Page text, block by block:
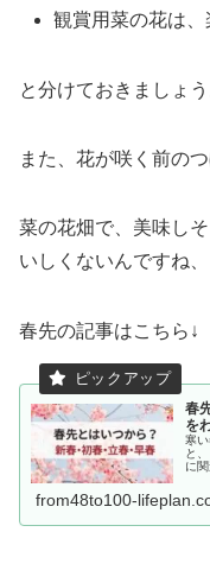
観賞用菜の花は、
と分けておきましょう
また、花が咲く前の
菜の花畑で、美味し
いしくないんですね、
春先の記事はこちら↓
春
を
寒
と
に
from48to100-